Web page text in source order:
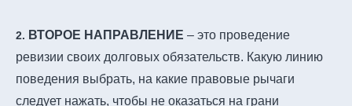
2. ВТОРОЕ НАПРАВЛЕНИЕ – это проведение
ревизии своих долговых обязательств. Какую линию
поведения выбрать, на какие правовые рычаги
следует нажать, чтобы не оказаться на грани